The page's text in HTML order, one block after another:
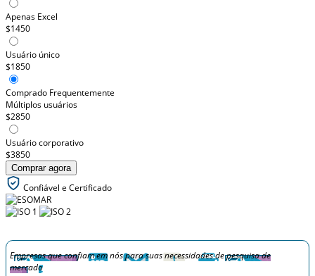
Apenas Excel
$1450
Usuário único
$1850
Comprado Frequentemente
Múltiplos usuários
$2850
Usuário corporativo
$3850
Comprar agora
Confiável e Certificado
Empresas que confiam em nós para suas necessidades de pesquisa de
mercado